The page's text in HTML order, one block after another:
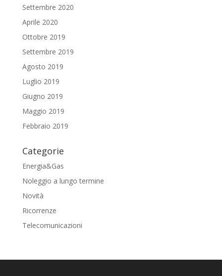
Settembre 2020
Aprile 2020
Ottobre 2019
Settembre 2019
Agosto 2019
Luglio 2019
Giugno 2019
Maggio 2019
Febbraio 2019
Categorie
Energia&Gas
Noleggio a lungo termine
Novità
Ricorrenze
Telecomunicazioni